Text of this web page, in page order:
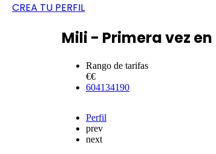
CREA TU PERFIL
Mili - Primera vez
Rango de tarifas
€€
604134190
Perfil
prev
next